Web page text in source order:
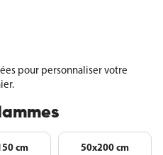
pour personnaliser votre
cm 50x200 cm